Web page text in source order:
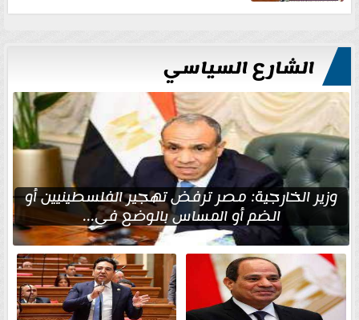
الشارع السياسي
وزير الخارجية: مصر ترفض تهجير الفلسطينيين أو
الضم أو المساس بالوضع في...